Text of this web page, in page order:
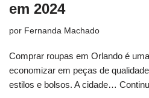
em 2024
por Fernanda Machado
Comprar roupas em Orlando é
economizar em peças de
estilos e bolsos. A cidade…